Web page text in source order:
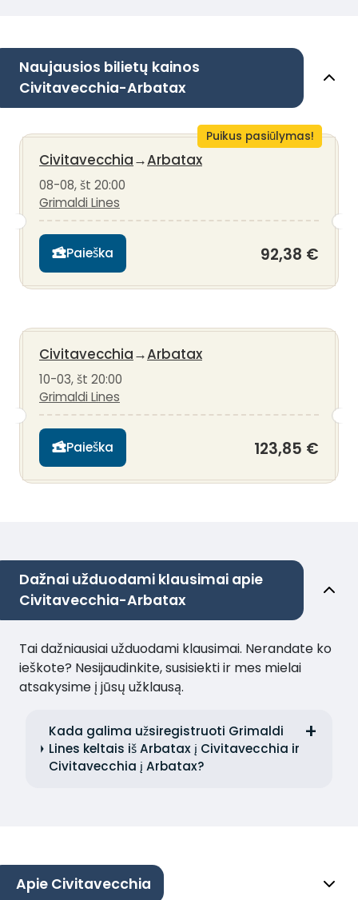
Naujausios bilietų kainos
Civitavecchia-Arbatax
Puikus pasiūlymas!
Civitavecchia→Arbatax
08-08, št 20:00
Grimaldi Lines
Paieška 92,38 €
Civitavecchia→Arbatax
10-03, št 20:00
Grimaldi Lines
Paieška 123,85 €
Dažnai užduodami klausimai apie
Civitavecchia-Arbatax
Tai dažniausiai užduodami klausimai. Nerandate ko
ieškote? Nesijaudinkite, susisiekti ir mes mielai
atsakysime į jūsų užklausą.
Kada galima užsiregistruoti Grimaldi
Lines keltais iš Arbatax į Civitavecchia ir
Civitavecchia į Arbatax?
Apie Civitavecchia